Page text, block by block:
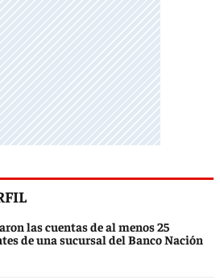
las cuentas de al menos 25
de una sucursal del Banco Nación